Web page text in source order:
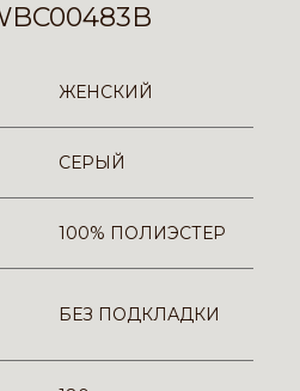
ЖЕНСКИЙ
СЕРЫЙ
100% ПОЛИЭСТЕР
БЕЗ ПОДКЛАДКИ